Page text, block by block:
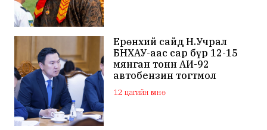
Ерөнхий сайд Н.Учрал
БНХАУ-аас сар бүр 12-15
мянган тонн АИ-92
автобензин тогтмол
нийлүүлэх хүсэлт тавилаа
12 цагийн өмнө